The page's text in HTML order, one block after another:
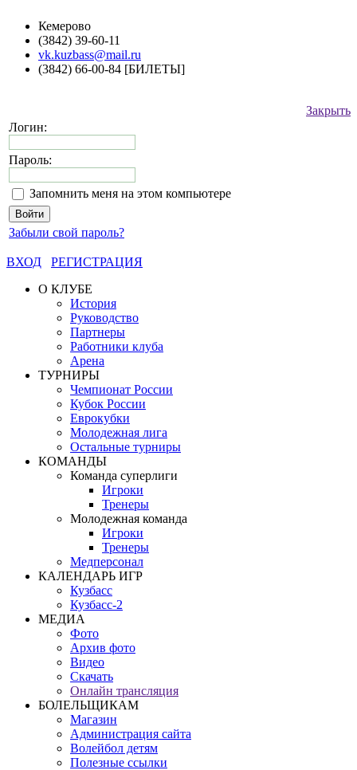
Кемерово
(3842) 39-60-11
vk.kuzbass@mail.ru
(3842) 66-00-84 [БИЛЕТЫ]
Закрыть
Логин:
Пароль:
Запомнить меня на этом компьютере
Забыли свой пароль?
ВХОД
РЕГИСТРАЦИЯ
О КЛУБЕ
История
Руководство
Партнеры
Работники клуба
Арена
ТУРНИРЫ
Чемпионат России
Кубок России
Еврокубки
Молодежная лига
Остальные турниры
КОМАНДЫ
Команда суперлиги
Игроки
Тренеры
Молодежная команда
Игроки
Тренеры
Медперсонал
КАЛЕНДАРЬ ИГР
Кузбасс
Кузбасс-2
МЕДИА
Фото
Архив фото
Видео
Скачать
Онлайн трансляция
БОЛЕЛЬЩИКАМ
Магазин
Администрация сайта
Волейбол детям
Полезные ссылки